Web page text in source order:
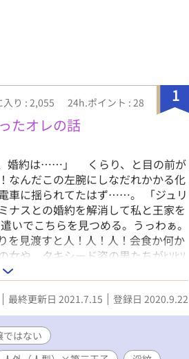
1
入り : 2,055 24h.ポイント : 28
たオレの話
、婚約は……」 くらり、と目の前が
なんだこの左腕にしなだれかかる化
車に揺られてたはず……。 「ジュリ
ナスとの婚約を解消して私と王家を
でこちらを見つめる。うっわぁ。
を見渡すと人！人！人！会食か何か
女や、タキシード姿の男たちがﾋｿﾋｿ
子だろう？ ーああ、それに第一王子
、婚約破棄されてしまうのかしら。
にあんなに馴れ馴れしく…許せない
とかいうやつか？しかも、このケ
と…。そんな曲がったこと許され
ュはこう言っていたが、君がそう
最終更新日 2021.7.15 登録日 2020.9.22
ではない